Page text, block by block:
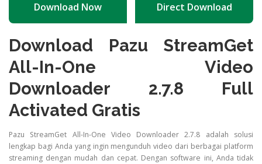
Download Now Direct Download
Download Pazu StreamGet
All-In-One Video
Downloader 2.7.8 Full
Activated Gratis
Pazu StreamGet All-In-One Video Downloader 2.7.8 adalah solusi
lengkap bagi Anda yang ingin mengunduh video dari berbagai platform
streaming dengan mudah dan cepat. Dengan software ini, Anda tidak